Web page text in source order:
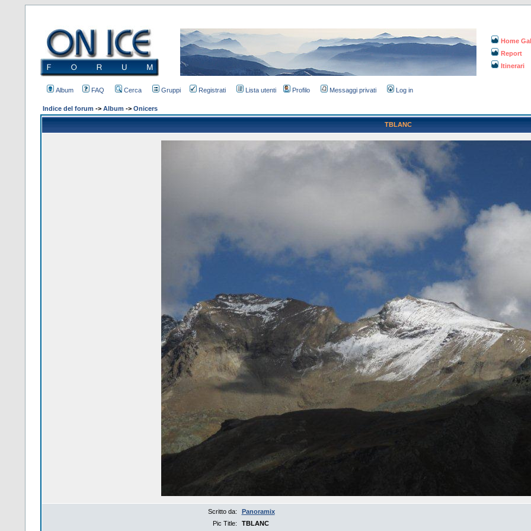
Home
Report
Itinerari
Album FAQ Cerca Gruppi Registrati Lista utenti Profilo Messaggi privati Log in
Indice del forum -> Album -> Onicers
TBLANC
Scritto da:
Panoramix
Pic Title:
TBLANC